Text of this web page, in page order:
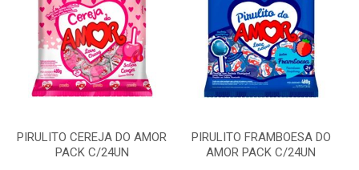
PIRULITO CEREJA DO AMOR
PACK C/24UN
PIRULITO FRAMBOESA DO
AMOR PACK C/24UN